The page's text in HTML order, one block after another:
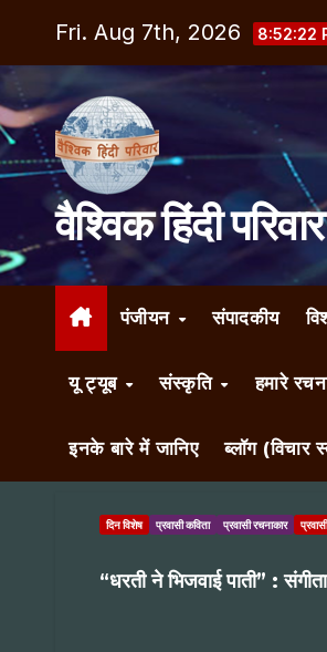
content
Fri. Aug 7th, 2026 8:52:23
वैश्विक हिंदी परिवार
पंजीयन संपादकीय
यू ट्यूब संस्कृति हमारे
इनके बारे में जानिए ब्लॉग (विचार
दिन विशेष प्रवासी कविता प्रवासी रचनाकार
“धरती ने भिजवाई पाती” :